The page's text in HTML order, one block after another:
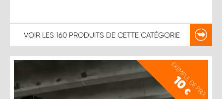
VOIR LES 160 PRODUITS DE CETTE CATÉGORIE
EXEMPLE DE PRIX
10
€